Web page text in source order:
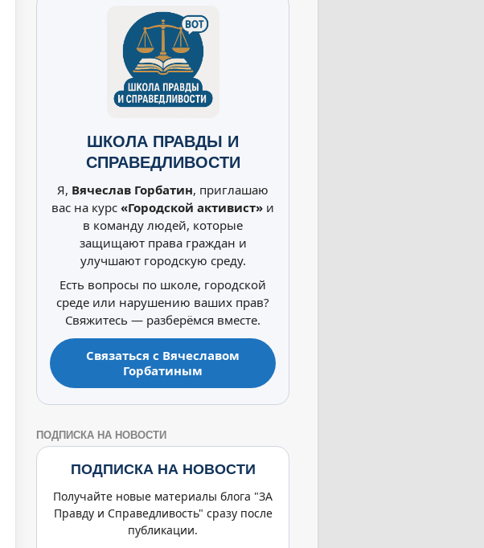
ШКОЛА ПРАВДЫ И
СПРАВЕДЛИВОСТИ
Я, Вячеслав Горбатин, приглашаю
вас на курс «Городской активист» и
в команду людей, которые
защищают права граждан и
улучшают городскую среду.
Есть вопросы по школе, городской
среде или нарушению ваших прав?
Свяжитесь — разберёмся вместе.
Связаться с Вячеславом
Горбатиным
ПОДПИСКА НА НОВОСТИ
ПОДПИСКА НА НОВОСТИ
Получайте новые материалы блога "ЗА
Правду и Справедливость" сразу после
публикации.